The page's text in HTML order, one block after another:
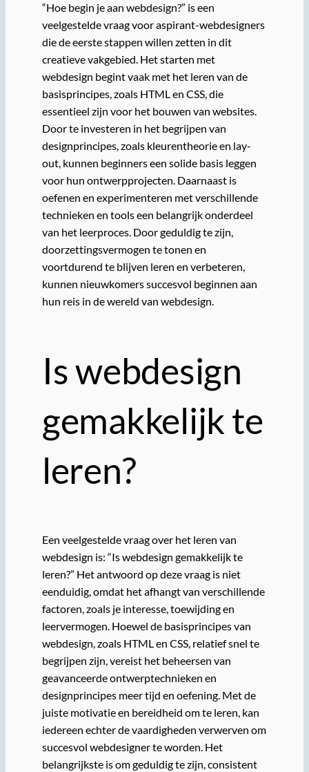
“Hoe begin je aan webdesign?” is een
veelgestelde vraag voor aspirant-webdesigners
die de eerste stappen willen zetten in dit
creatieve vakgebied. Het starten met
webdesign begint vaak met het leren van de
basisprincipes, zoals HTML en CSS, die
essentieel zijn voor het bouwen van websites.
Door te investeren in het begrijpen van
designprincipes, zoals kleurentheorie en lay-
out, kunnen beginners een solide basis leggen
voor hun ontwerpprojecten. Daarnaast is
oefenen en experimenteren met verschillende
technieken en tools een belangrijk onderdeel
van het leerproces. Door geduldig te zijn,
doorzettingsvermogen te tonen en
voortdurend te blijven leren en verbeteren,
kunnen nieuwkomers succesvol beginnen aan
hun reis in de wereld van webdesign.
Is webdesign
gemakkelijk te
leren?
Een veelgestelde vraag over het leren van
webdesign is: “Is webdesign gemakkelijk te
leren?” Het antwoord op deze vraag is niet
eenduidig, omdat het afhangt van verschillende
factoren, zoals je interesse, toewijding en
leervermogen. Hoewel de basisprincipes van
webdesign, zoals HTML en CSS, relatief snel te
begrijpen zijn, vereist het beheersen van
geavanceerde ontwerptechnieken en
designprincipes meer tijd en oefening. Met de
juiste motivatie en bereidheid om te leren, kan
iedereen echter de vaardigheden verwerven om
succesvol webdesigner te worden. Het
belangrijkste is om geduldig te zijn, consistent